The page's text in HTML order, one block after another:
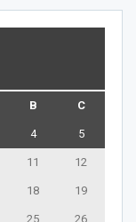
B C
4 5
11 12
18 19
25 26